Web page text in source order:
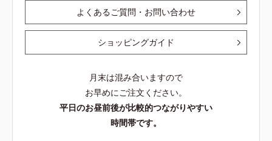
よくあるご質問・お問い合わせ
ショッピングガイド
月末は混み合いますので
お早めにご注文ください。
平日のお昼前後が比較的つながりやすい
時間帯です。